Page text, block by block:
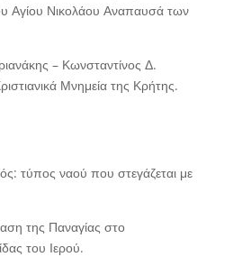
Αγίου Νικολάου Αναπαυσά των
– Κωνσταντίνος Δ.
Μνημεία της Κρήτης.
τύπος ναού που στεγάζεται με
της Παναγίας στο
του Ιερού.